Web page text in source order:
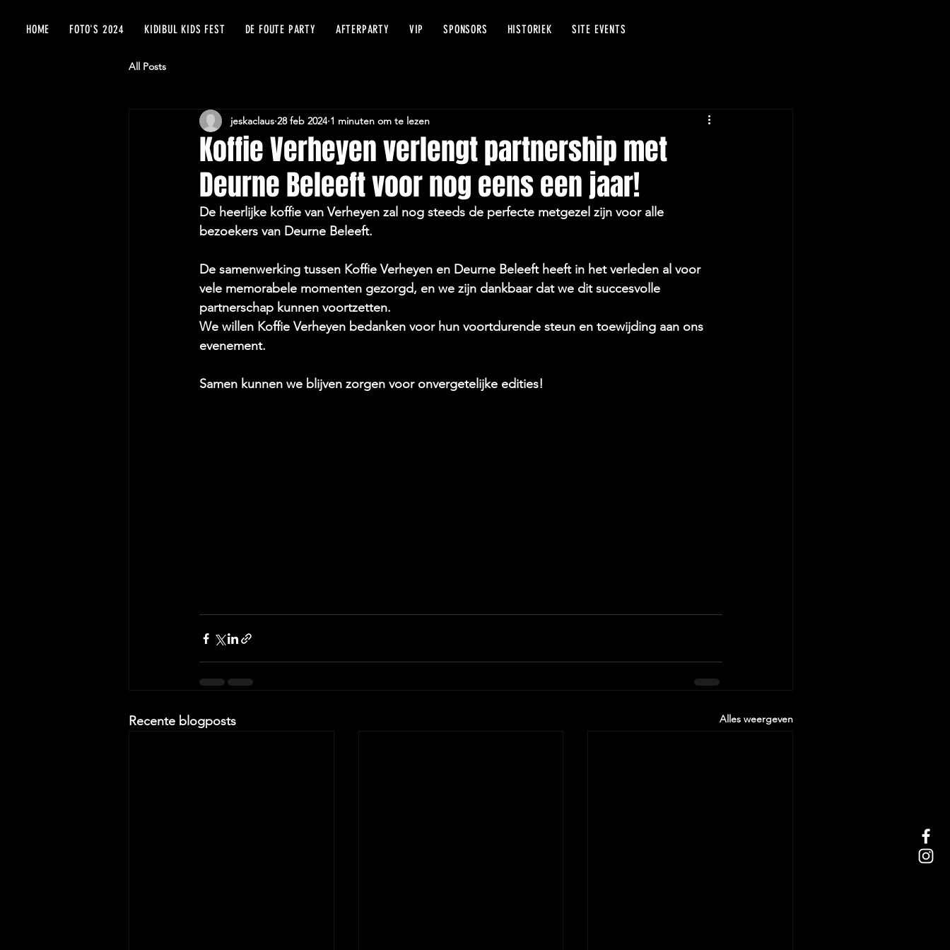
HOME FOTO'S 2024 KIDIBUL KIDS FEST DE FOUTE PARTY AFTERPARTY VIP SPONSORS HISTORIEK SITE EVENTS
THE
All Posts
Koffie Verheyen verlengt partnership met
Deurne Beleeft voor nog eens een jaar!
jeskaclaus 28 feb 2024 1 minuten om te lezen
De heerlijke koffie van Verheyen zal nog steeds de perfecte metgezel zijn voor alle
bezoekers van Deurne Beleeft.
De samenwerking tussen Koffie Verheyen en Deurne Beleeft heeft in het verleden al voor
vele memorabele momenten gezorgd, en we zijn dankbaar dat we dit succesvolle
partnerschap kunnen voortzetten.
We willen Koffie Verheyen bedanken voor hun voortdurende steun en toewijding aan ons
evenement.
Samen kunnen we blijven zorgen voor onvergetelijke edities!
Recente blogposts Alles weergeven